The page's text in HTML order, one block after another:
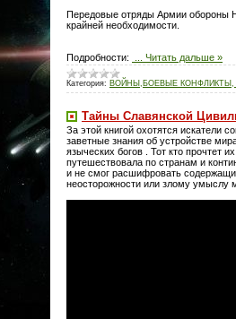
Передовые отряды Армии обороны
крайней необходимости.
Подробности: Читать дальше »
Категория: ВОЙНЫ,БОЕВЫЕ
Тайны Славянской
За этой книгой охотятся искатели
заветные знания об устройстве
языческих богов . Тот кто прочтет
путешествовала по странам и
и не смог расшифровать
неосторожности или злому умыслу